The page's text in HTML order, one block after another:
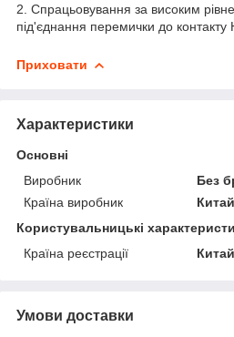
2. Спрацьовування за високим
під'єднання перемички до контакту
Приховати
Характеристики
Основні
Виробник
Без
Країна виробник
Китай
Користувальницькі
Країна реєстрації
Китай
Умови доставки